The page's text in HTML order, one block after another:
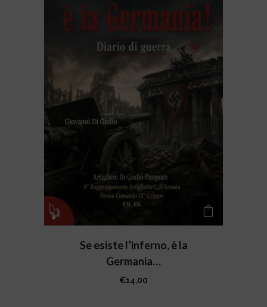
Se esiste l’inferno, è la
Germania…
€14,00